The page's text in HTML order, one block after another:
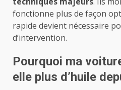
fonctionne plus de façon
rapide devient nécessaire
d’intervention.
Pourquoi ma
elle plus d’huile